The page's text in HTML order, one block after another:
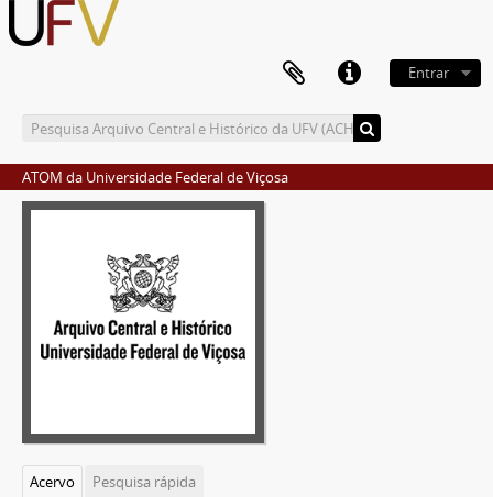
Entrar
ATOM da Universidade Federal de Viçosa
Acervo
Pesquisa rápida